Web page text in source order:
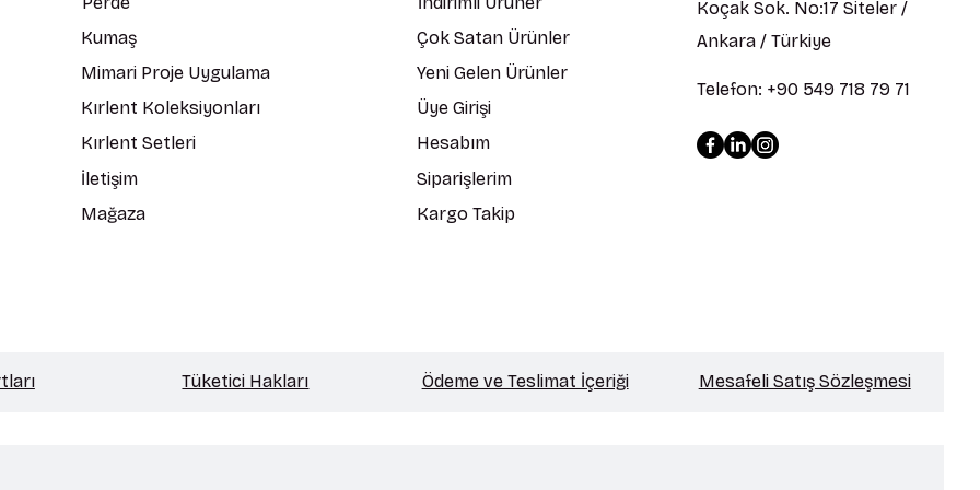
Kumaş
Mimari Proje Uygulama
Kırlent Koleksiyonları
Kırlent Setleri
İletişim
Mağaza
Çok Satan Ürünler
Yeni Gelen Ürünler
Üye Girişi
Hesabım
Siparişlerim
Kargo Takip
Koçak Sok. No:17 Siteler /
Ankara / Türkiye
Telefon: +90 549 718 79 71
Tüketici Hakları Ödeme ve Teslimat İçeriği Mesafeli Satış Sözleşmesi